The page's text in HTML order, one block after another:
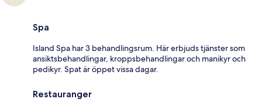
Spa
Island Spa har 3 behandlingsrum. Här erbjuds tjänster som
ansiktsbehandlingar, kroppsbehandlingar och manikyr och
pedikyr. Spat är öppet vissa dagar.
Restauranger